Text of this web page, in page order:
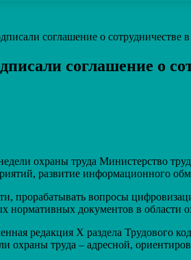
соглашение о сотрудничестве в
соглашение о
недели охраны труда Министерство
развитие информационного
прорабатывать вопросы
нормативных документов в области
редакция Х раздела Трудового
охраны труда – адресной,